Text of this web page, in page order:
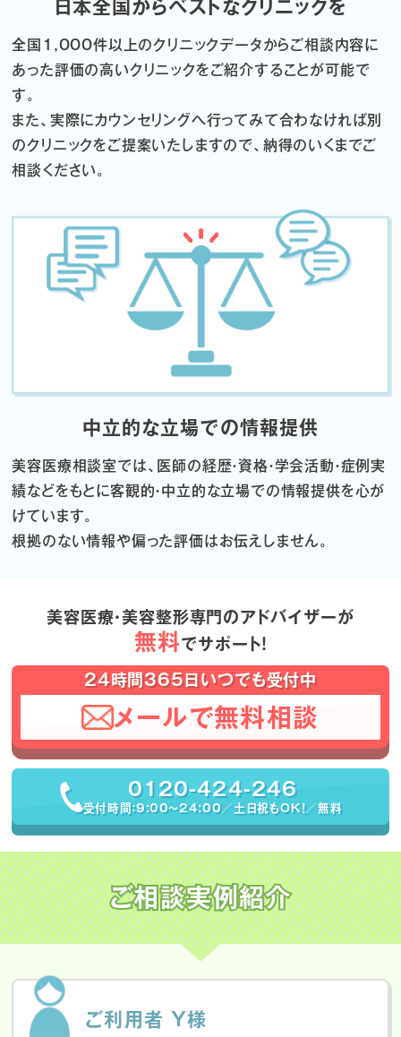
日本全国からベストなクリニックを
全国1,000件以上のクリニックデータからご相談内容に
あった評価の高いクリニックをご紹介することが可能で
す。
また、実際にカウンセリングへ行ってみて合わなければ別
のクリニックをご提案いたしますので、納得のいくまでご
相談ください。
中立的な立場での情報提供
美容医療相談室では、医師の経歴・資格・学会活動・症例実
績などをもとに客観的・中立的な立場での情報提供を心が
けています。
根拠のない情報や偏った評価はお伝えしません。
美容医療・美容整形専門のアドバイザーが
無料でサポート！
24時間365日いつでも受付中
メールで無料相談
0120-424-246
受付時間：9:00〜24:00／土日祝もOK！／無料
ご相談実例紹介
ご利用者 Y様